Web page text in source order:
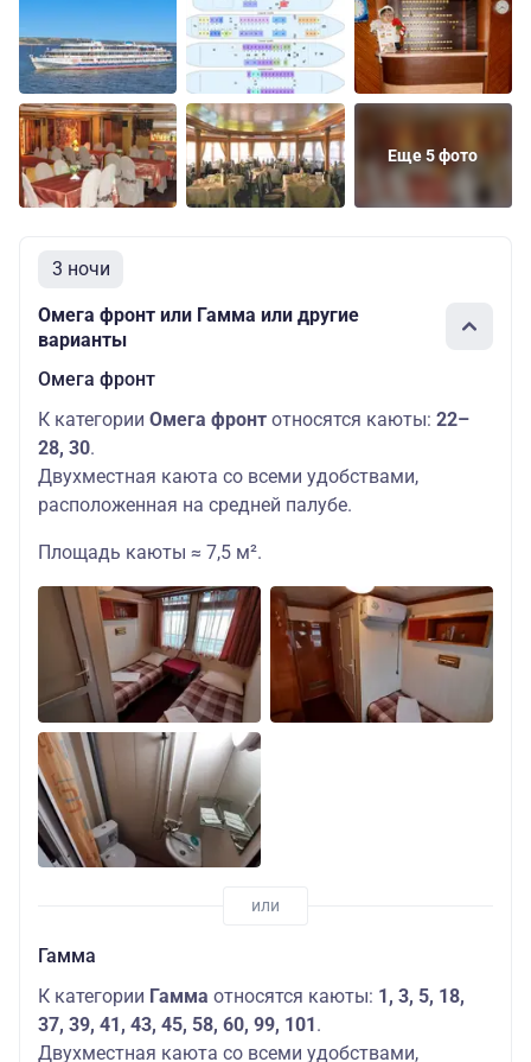
Еще 5 фото
3 ночи
Омега фронт или Гамма или другие
варианты
Омега фронт
К категории Омега фронт относятся каюты: 22–
28, 30.
Двухместная каюта со всеми удобствами,
расположенная на средней палубе.
Площадь каюты ≈ 7,5 м².
Гамма
К категории Гамма относятся каюты: 1, 3, 5, 18,
37, 39, 41, 43, 45, 58, 60, 99, 101 .
Двухместная каюта со всеми удобствами,